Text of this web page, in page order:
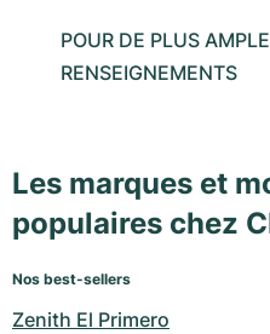
POUR DE PLUS
RENSEIGNEMENTS
Les marques et
populaires chez
Nos best-sellers
Zenith El Primero